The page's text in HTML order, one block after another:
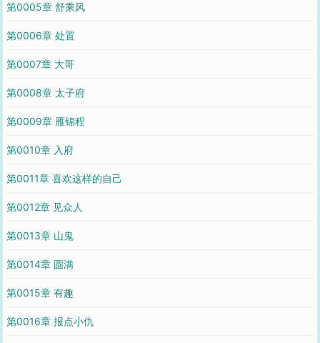
第0005章 舒乘风
第0006章 处置
第0007章 大哥
第0008章 太子府
第0009章 雁锦程
第0010章 入府
第0011章 喜欢这样的自己
第0012章 见众人
第0013章 山鬼
第0014章 圆满
第0015章 有趣
第0016章 报点小仇